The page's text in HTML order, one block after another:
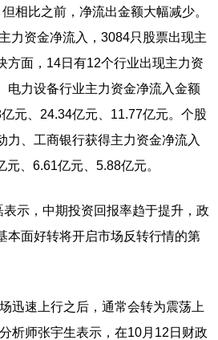
相比之前，净流出金额大幅减少。
力资金净流入，3084只股票出现主
方面，14日有12个行业出现主力资
电力设备行业主力资金净流入金额
元、24.34亿元、11.77亿元。个股
力、工商银行获得主力资金净流入
、6.61亿元、5.88亿元。
，中期投资回报率趋于提升，政
本面好转将开启市场反转行情的第
速上行之后，通常会转为震荡上
析师张宇生表示，在10月12日财政